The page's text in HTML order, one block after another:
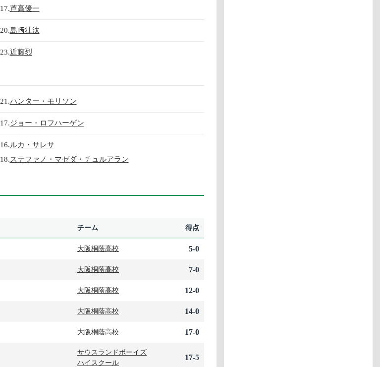
17.芦高優一
20.島﨑壮汰
23.近藤烈
21.ハンター・モリソン
17.ジョー・ロフハーゲン
16.ルカ・サレサ
18.ステファノ・マゼダ・チュルアラン
チーム 得点
大阪桐蔭高校 5-0
大阪桐蔭高校 7-0
大阪桐蔭高校 12-0
大阪桐蔭高校 14-0
大阪桐蔭高校 17-0
サウスランドボーイズ
ハイスクール
17-5